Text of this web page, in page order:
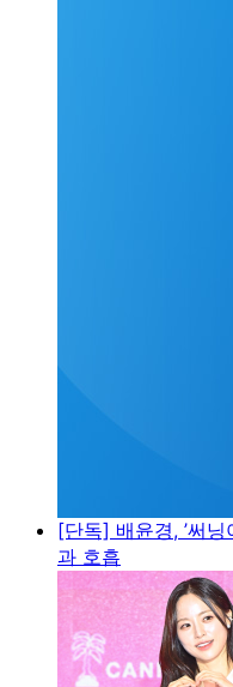
[단독] 배윤경, ’써닝
과 호흡